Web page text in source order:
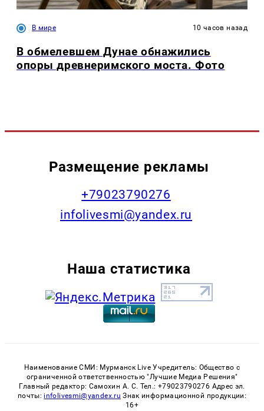
В мире 10 часов назад
В обмелевшем Дунае обнажились
опоры древнеримского моста. Фото
Размещение рекламы
+79023790276
infolivesmi@yandex.ru
Наша статистика
Наименование СМИ: Мурманск Live Учредитель: Общество с
ограниченной ответственностью "Лучшие Медиа Решения"
Главный редактор: Самохин А. С. Тел.: +79023790276 Адрес эл.
почты: infolivesmi@yandex.ru Знак информационной продукции:
16+